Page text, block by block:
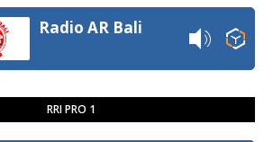
Radio AR Bali
RRI PRO 1